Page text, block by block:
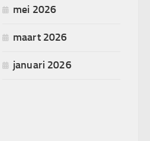
mei 2026
maart 2026
januari 2026